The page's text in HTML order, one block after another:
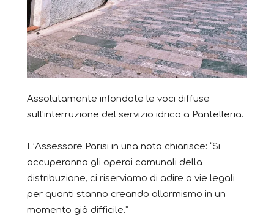
Assolutamente infondate le voci diffuse
sull’interruzione del servizio idrico a Pantelleria.
L’Assessore Parisi in una nota chiarisce: “Si
occuperanno gli operai comunali della
distribuzione, ci riserviamo di adire a vie legali
per quanti stanno creando allarmismo in un
momento già difficile.”